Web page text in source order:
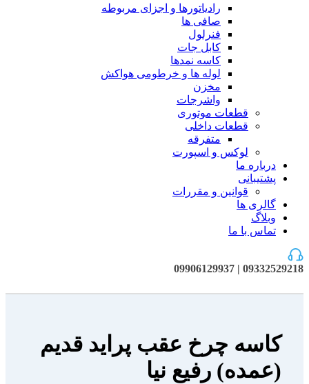
رادیاتورها و اجزای مربوطه
صافی ها
فنرلول
کابل جات
کاسه نمدها
لوله ها و خرطومی هواکش
مخزن
واشرجات
قطعات موتوری
قطعات داخلی
متفرقه
لوکس و اسپورت
درباره ما
پشتیبانی
قوانین و مقررات
گالری ها
وبلاگ
تماس با ما
09332529218 | 09906129937
کاسه چرخ عقب پراید قدیم
(عمده) رفیع نیا